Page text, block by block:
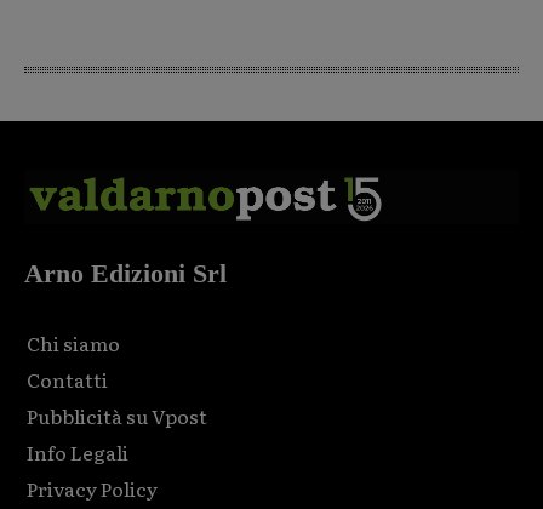
Arno Edizioni Srl
Chi siamo
Contatti
Pubblicità su Vpost
Info Legali
Privacy Policy